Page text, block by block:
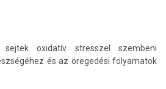
oxidatív stresszel szembeni
és az öregedési folyamatok